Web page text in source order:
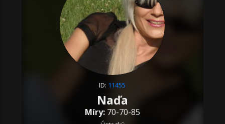
ID: 11455
Naďa
Míry:70-70-85